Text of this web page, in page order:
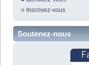
Inscrivez-vous
Soutenez-nous